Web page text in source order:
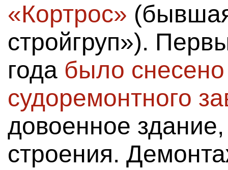
«Кортрос»
стройгруп»).
года было
судоремонтного
довоенное
строения.